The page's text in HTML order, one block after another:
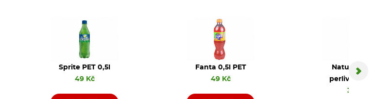
Sprite PET 0,5l
49 Kč
Fanta 0,5l PET
49 Kč
Natura
perlivá PET
35 Kč